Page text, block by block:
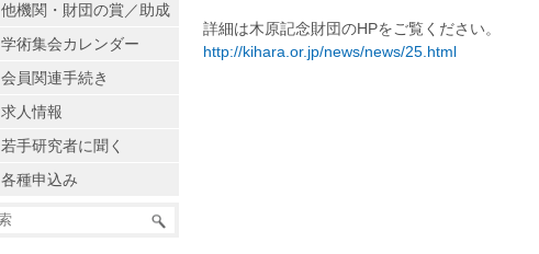
詳細は木原記念財団のHPをご覧ください。
http://kihara.or.jp/news/news/25.html
他機関・財団の賞／助成
学術集会カレンダー
会員関連手続き
求人情報
若手研究者に聞く
各種申込み